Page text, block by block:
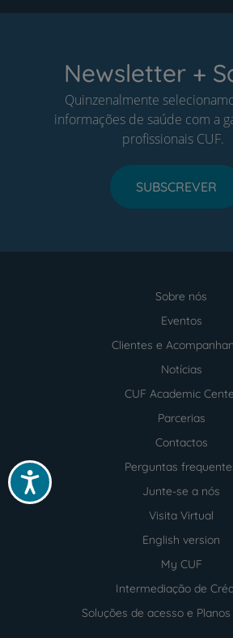
Acessibilidade
Newsletter +
Quinzenalmente
informações de saúde com a
profissionais CUF.
SUBSCREVER
Sobre nós
Eventos
Clientes e
Notícias
CUF Academic
Parcerias
Contactos
Perguntas
Junte-se a nós
Visita Virtual
English version
My CUF
Intermediação de
Soluções de acesso e